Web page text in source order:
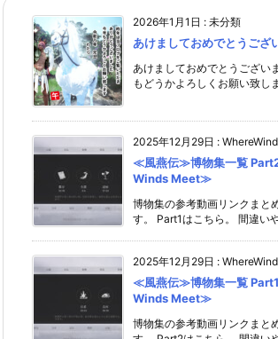
2026年1月1日 : 未分類
あけましておめでとうござ
あけましておめでとうござい
もどうかよろしくお願い致し
2025年12月29日 :
≪風燕伝≫博物集一覧
Winds Meet≫
博物集の参考動画リンクまと
す。 Part1はこちら。 間違い
2025年12月29日 :
≪風燕伝≫博物集一覧
Winds Meet≫
博物集の参考動画リンクまと